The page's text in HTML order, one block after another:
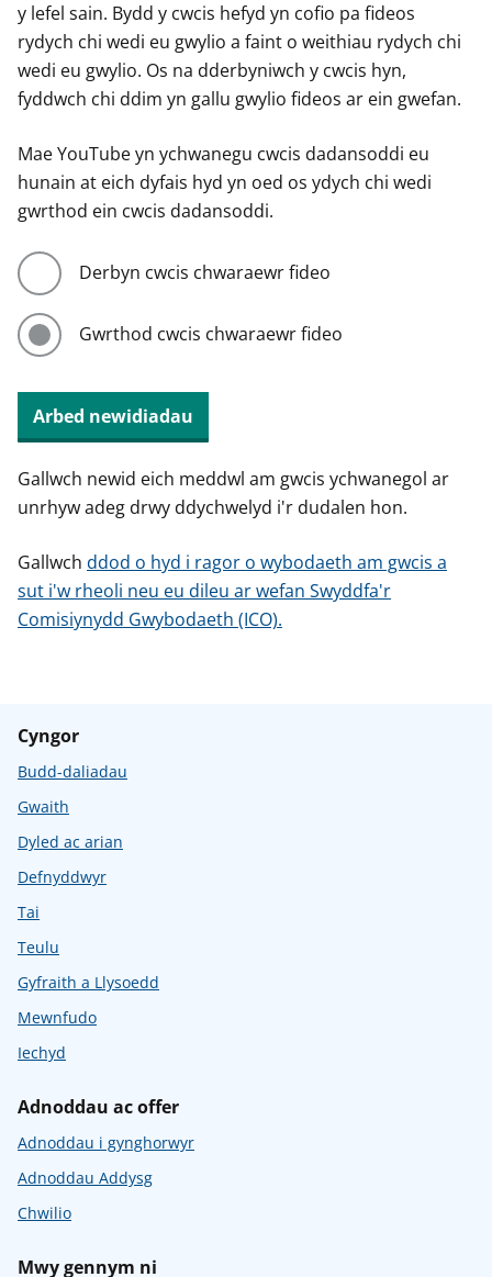
y lefel sain. Bydd y cwcis hefyd yn cofio pa fideos
rydych chi wedi eu gwylio a faint o weithiau rydych chi
wedi eu gwylio. Os na dderbyniwch y cwcis hyn,
fyddwch chi ddim yn gallu gwylio fideos ar ein gwefan.
Mae YouTube yn ychwanegu cwcis dadansoddi eu
hunain at eich dyfais hyd yn oed os ydych chi wedi
gwrthod ein cwcis dadansoddi.
Derbyn cwcis chwaraewr fideo
Gwrthod cwcis chwaraewr fideo
Arbed newidiadau
Gallwch newid eich meddwl am gwcis ychwanegol ar
unrhyw adeg drwy ddychwelyd i'r dudalen hon.
Gallwch ddod o hyd i ragor o wybodaeth am gwcis a
sut i'w rheoli neu eu dileu ar wefan Swyddfa'r
Comisiynydd Gwybodaeth (ICO).
Cyngor
Budd-daliadau
Gwaith
Dyled ac arian
Defnyddwyr
Tai
Teulu
Gyfraith a Llysoedd
Mewnfudo
Iechyd
Adnoddau ac offer
Adnoddau i gynghorwyr
Adnoddau Addysg
Chwilio
Mwy gennym ni